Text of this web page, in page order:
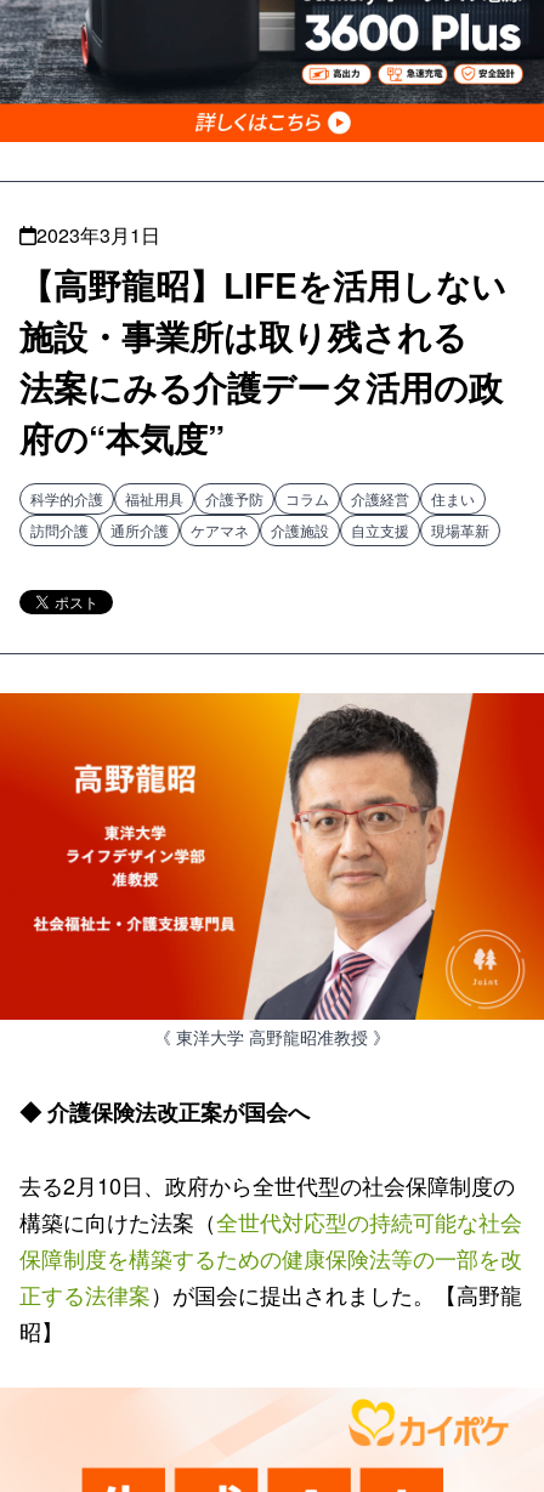
2023年3月1日
【高野龍昭】LIFEを活用しない
施設・事業所は取り残される
法案にみる介護データ活用の政
府の“本気度”
科学的介護 福祉用具 介護予防 コラム 介護経営
住まい
訪問介護
通所介護 ケアマネ 介護施設 自立支援 現場革新
《 東洋大学 高野龍昭准教授 》
◆ 介護保険法改正案が国会へ
去る2月10日、政府から全世代型の社会保障制度の
構築に向けた法案（全世代対応型の持続可能な社会
保障制度を構築するための健康保険法等の一部を改
正する法律案）が国会に提出されました。【高野龍
昭】